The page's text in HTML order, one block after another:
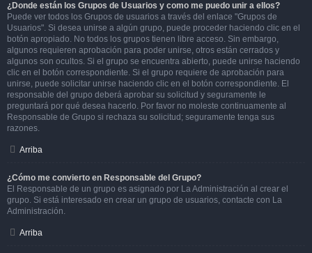
¿Donde están los Grupos de Usuarios y como me puedo unir a ellos?
Puede ver todos los Grupos de usuarios a través del enlace "Grupos de
Usuarios". Si desea unirse a algún grupo, puede proceder haciendo clic en el
botón apropiado. No todos los grupos tienen libre acceso. Sin embargo,
algunos requieren aprobación para poder unirse, otros están cerrados y
algunos son ocultos. Si el grupo se encuentra abierto, puede unirse haciendo
clic en el botón correspondiente. Si el grupo requiere de aprobación para
unirse, puede solicitar unirse haciendo clic en el botón correspondiente. El
responsable del grupo deberá aprobar su solicitud y seguramente le
preguntará por qué desea hacerlo. Por favor no moleste continuamente al
Responsable de Grupo si rechaza su solicitud; seguramente tenga sus
razones.
Arriba
¿Cómo me convierto en Responsable del Grupo?
El Responsable de un grupo es asignado por La Administración al crear el
grupo. Si está interesado en crear un grupo de usuarios, contacte con La
Administración.
Arriba